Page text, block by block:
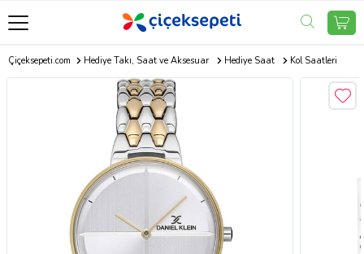
Çiçeksepeti.com Hediye Takı, Saat ve Aksesuar Hediye Saat Kol Saatleri